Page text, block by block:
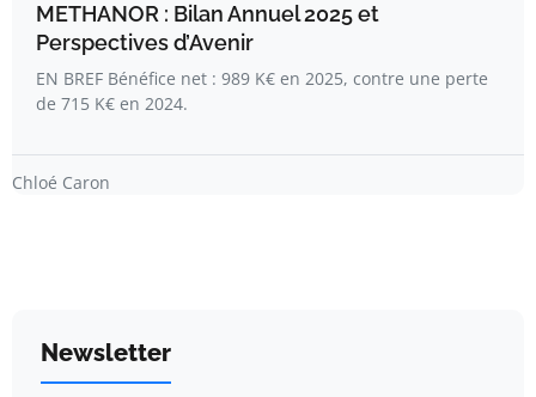
METHANOR : Bilan Annuel 2025 et
Perspectives d’Avenir
EN BREF Bénéfice net : 989 K€ en 2025, contre une perte
de 715 K€ en 2024.
Chloé Caron
Newsletter